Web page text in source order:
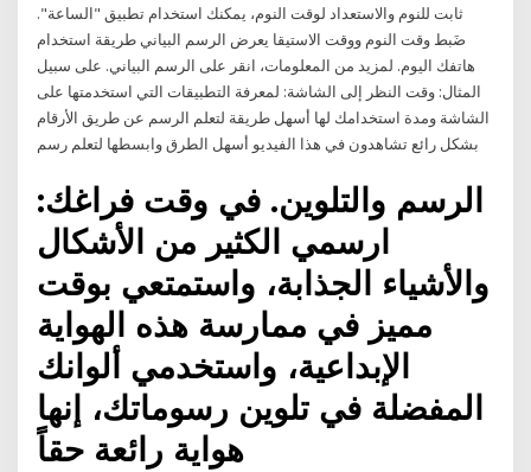
ثابت للنوم والاستعداد لوقت النوم، يمكنك استخدام تطبيق "الساعة".
ضَبط وقت النوم ووقت الاستيقا يعرض الرسم البياني طريقة استخدام
هاتفك اليوم. لمزيد من المعلومات، انقر على الرسم البياني. على سبيل
المثال: وقت النظر إلى الشاشة: لمعرفة التطبيقات التي استخدمتها على
الشاشة ومدة استخدامك لها أسهل طريقة لتعلم الرسم عن طريق الأرقام
بشكل رائع تشاهدون في هذا الفيديو أسهل الطرق وابسطها لتعلم رسم
الرسم والتلوين. في وقت فراغك:
ارسمي الكثير من الأشكال
والأشياء الجذابة، واستمتعي بوقت
مميز في ممارسة هذه الهواية
الإبداعية، واستخدمي ألوانك
المفضلة في تلوين رسوماتك، إنها
هواية رائعة حقاً